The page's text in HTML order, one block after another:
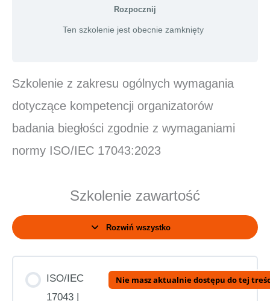
Rozpocznij
Ten szkolenie jest obecnie zamknięty
Szkolenie z zakresu ogólnych wymagania
dotyczące kompetencji organizatorów
badania biegłości zgodnie z wymaganiami
normy ISO/IEC 17043:2023
Szkolenie zawartość
Rozwiń wszystko
Zagadnienia
ISO/IEC
17043 |
Nie masz aktualnie dostępu do tej